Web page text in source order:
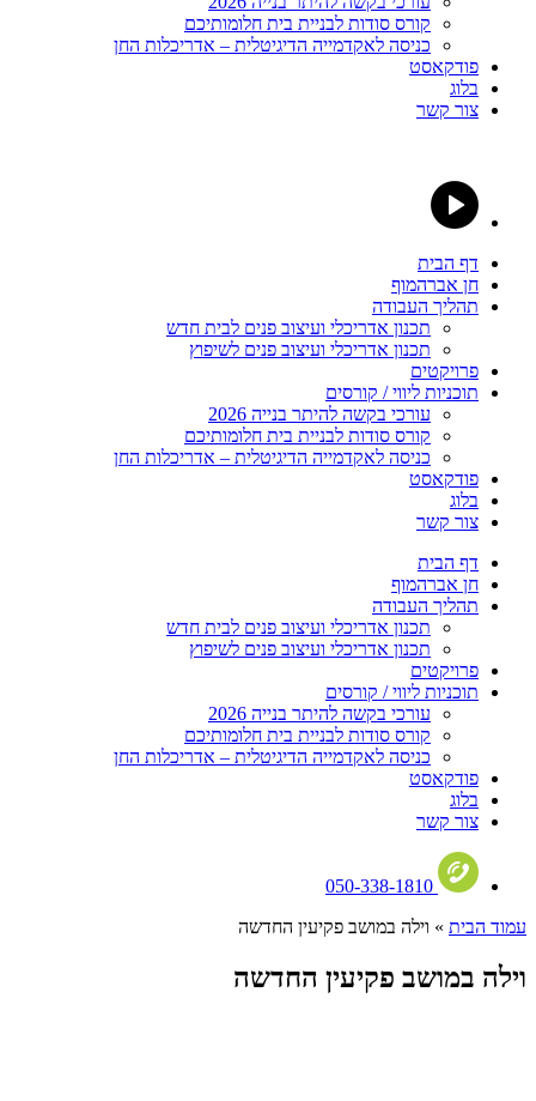
קורס סודות לבניית בית חלומותיכם
כניסה לאקדמייה הדיגיטלית – אדריכלות החן
פודקאסט
בלוג
צור קשר
דף הבית
חן אברהמוף
תהליך העבודה
תכנון אדריכלי ועיצוב פנים לבית חדש
תכנון אדריכלי ועיצוב פנים לשיפוץ
פרויקטים
תוכניות ליווי / קורסים
עורכי בקשה להיתר בנייה 2026
קורס סודות לבניית בית חלומותיכם
כניסה לאקדמייה הדיגיטלית – אדריכלות החן
פודקאסט
בלוג
צור קשר
דף הבית
חן אברהמוף
תהליך העבודה
תכנון אדריכלי ועיצוב פנים לבית חדש
תכנון אדריכלי ועיצוב פנים לשיפוץ
פרויקטים
תוכניות ליווי / קורסים
עורכי בקשה להיתר בנייה 2026
קורס סודות לבניית בית חלומותיכם
כניסה לאקדמייה הדיגיטלית – אדריכלות החן
פודקאסט
בלוג
צור קשר
050-338-1810
עמוד הבית » וילה במושב פקיעין החדשה
וילה במושב פקיעין החדשה